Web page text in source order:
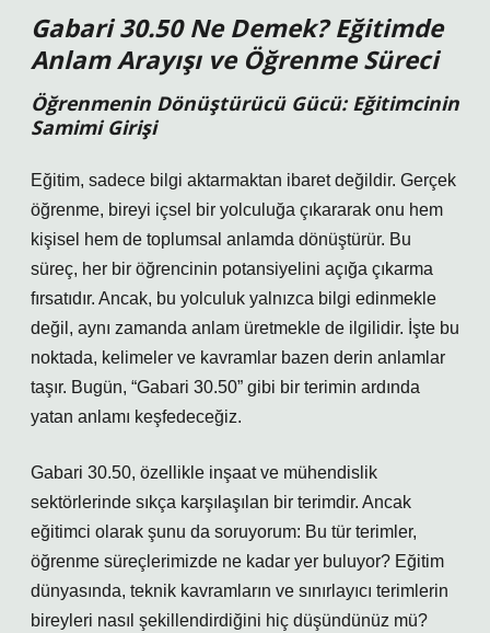
Gabari 30.50 Ne Demek? Eğitimde
Anlam Arayışı ve Öğrenme Süreci
Öğrenmenin Dönüştürücü Gücü: Eğitimcinin
Samimi Girişi
Eğitim, sadece bilgi aktarmaktan ibaret değildir. Gerçek
öğrenme, bireyi içsel bir yolculuğa çıkararak onu hem
kişisel hem de toplumsal anlamda dönüştürür. Bu
süreç, her bir öğrencinin potansiyelini açığa çıkarma
fırsatıdır. Ancak, bu yolculuk yalnızca bilgi edinmekle
değil, aynı zamanda anlam üretmekle de ilgilidir. İşte bu
noktada, kelimeler ve kavramlar bazen derin anlamlar
taşır. Bugün, “Gabari 30.50” gibi bir terimin ardında
yatan anlamı keşfedeceğiz.
Gabari 30.50, özellikle inşaat ve mühendislik
sektörlerinde sıkça karşılaşılan bir terimdir. Ancak
eğitimci olarak şunu da soruyorum: Bu tür terimler,
öğrenme süreçlerimizde ne kadar yer buluyor? Eğitim
dünyasında, teknik kavramların ve sınırlayıcı terimlerin
bireyleri nasıl şekillendirdiğini hiç düşündünüz mü?